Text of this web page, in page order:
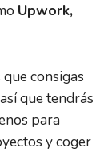
Upwork,
consigas
que tendrás
para
y coger